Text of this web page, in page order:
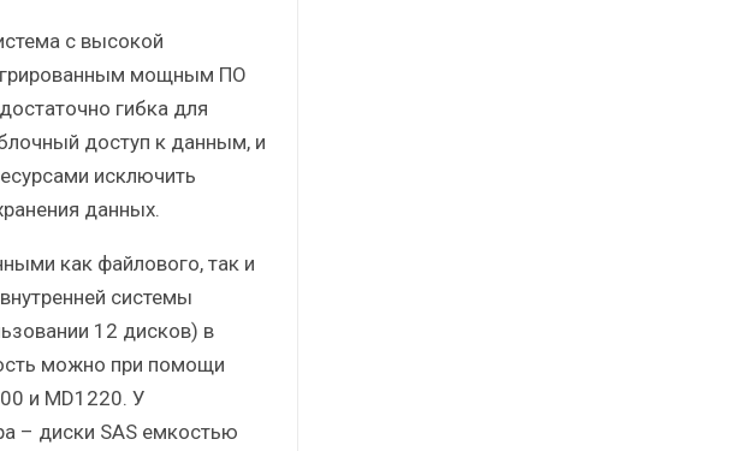
с высокой
мощным ПО
гибка для
доступ к данным, и
исключить
данных.
как файлового, так и
системы
12 дисков) в
можно при помощи
и MD1220. У
– диски SAS емкостью